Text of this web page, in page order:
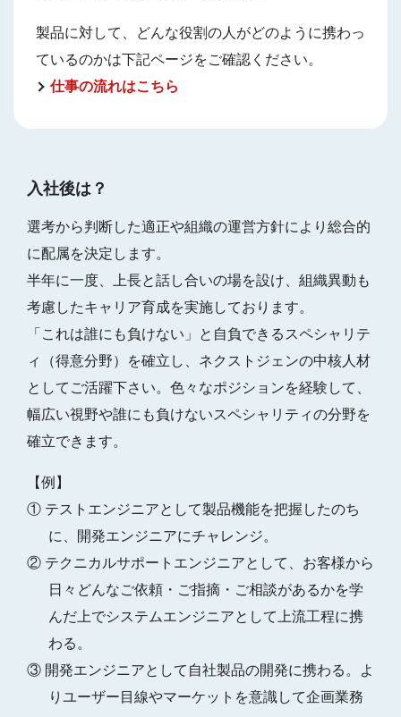
製品に対して、どんな役割の人がどのように携わっ
ているのかは下記ページをご確認ください。
仕事の流れはこちら
入社後は？
選考から判断した適正や組織の運営方針により総合的
に配属を決定します。
半年に一度、上長と話し合いの場を設け、組織異動も
考慮したキャリア育成を実施しております。
「これは誰にも負けない」と自負できるスペシャリテ
ィ（得意分野）を確立し、ネクストジェンの中核人材
としてご活躍下さい。色々なポジションを経験して、
幅広い視野や誰にも負けないスペシャリティの分野を
確立できます。
【例】
① テストエンジニアとして製品機能を把握したのち
に、開発エンジニアにチャレンジ。
② テクニカルサポートエンジニアとして、お客様から
日々どんなご依頼・ご指摘・ご相談があるかを学
んだ上でシステムエンジニアとして上流工程に携
わる。
③ 開発エンジニアとして自社製品の開発に携わる。よ
りユーザー目線やマーケットを意識して企画業務